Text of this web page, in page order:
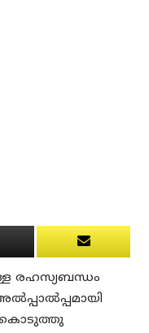
രഹസ്യബന്ധം
കൊടുത്തു